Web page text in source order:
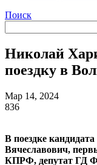
Поиск
Николай
поездку в
Мар 14, 2024
836
В поездке
Вячеславович,
КПРФ, депутат ГД